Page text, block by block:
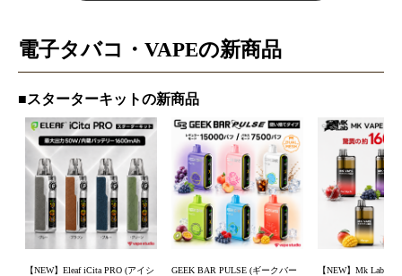
電子タバコ・VAPEの新商品
■スターターキットの新商品
【NEW】Eleaf iCita PRO (アイシ
GEEK BAR PULSE (ギークバー
【NEW】Mk Lab